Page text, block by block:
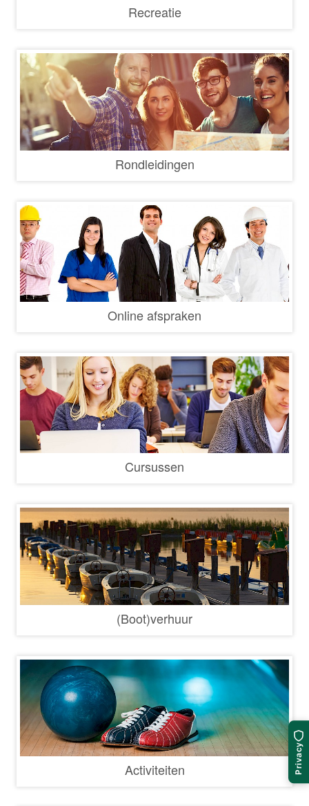
Recreatie
Rondleidingen
Online afspraken
Cursussen
(Boot)verhuur
Activiteiten Privacy